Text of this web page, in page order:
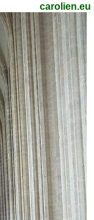
carolien.eu